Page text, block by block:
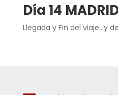
Día 14
Llegada y Fin del viaje…y